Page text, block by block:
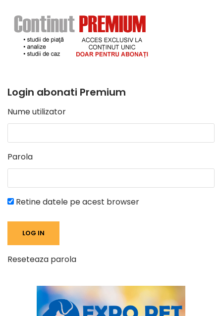
Login abonati Premium
Nume utilizator
Parola
Retine datele pe acest browser
Reseteaza parola